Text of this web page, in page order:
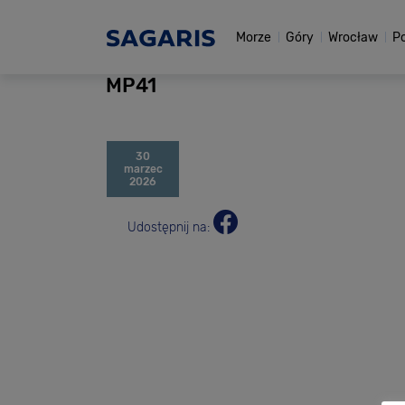
Morze Góry Wrocław
MP41
30
marzec
2026
Udostępnij na: